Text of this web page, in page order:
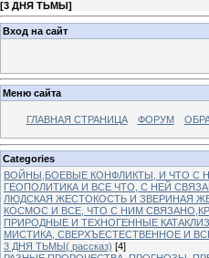
[3 ДНЯ ТЬМЫ]
Вход на сайт
Меню сайта
ГЛАВНАЯ СТРАНИЦА ФОРУМ
Categories
ВОЙНЫ,БОЕВЫЕ КОНФЛИКТЫ, И ЧТО С
ГЕОПОЛИТИКА И ВСЕ ЧТО, С НЕЙ
ЛЮДСКАЯ ЖЕСТОКОСТЬ И ЗВЕРИНАЯ
КОСМОС И ВСЕ, ЧТО С НИМ
ПРИРОДНЫЕ И ТЕХНОГЕННЫЕ
МИСТИКА, СВЕРХЪЕСТЕСТВЕННОЕ И
3 ДНЯ ТЬМЫ( рассказ) [4]